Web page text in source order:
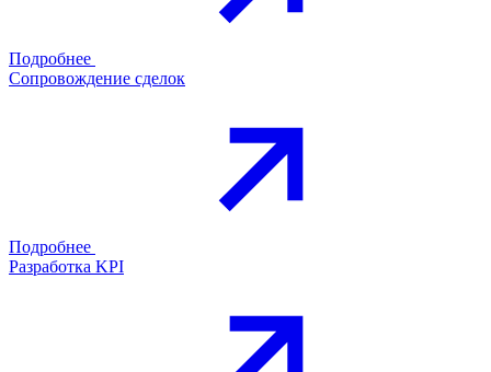
Подробнее
Сопровождение сделок
Подробнее
Разработка KPI